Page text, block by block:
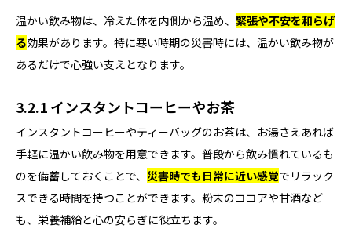
温かい飲み物は、冷えた体を内側から温め、 緊張や不安を和らげ
る効果があります。特に寒い時期の災害時には、温かい飲み物が
あるだけで心強い支えとなります。
3.2.1 インスタントコーヒーやお茶
インスタントコーヒーやティーバッグのお茶は、お湯さえあれば
手軽に温かい飲み物を用意できます。普段から飲み慣れているも
のを備蓄しておくことで、 災害時でも日常に近い感覚でリラック
スできる時間を持つことができます。粉末のココアや甘酒など
も、栄養補給と心の安らぎに役立ちます。